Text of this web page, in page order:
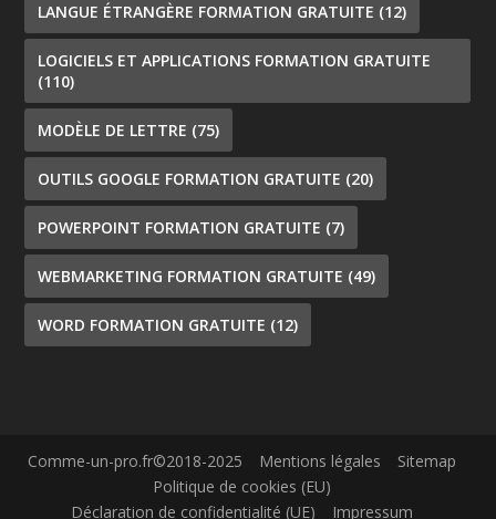
LANGUE ÉTRANGÈRE FORMATION GRATUITE (12)
LOGICIELS ET APPLICATIONS FORMATION GRATUITE
(110)
MODÈLE DE LETTRE (75)
OUTILS GOOGLE FORMATION GRATUITE (20)
POWERPOINT FORMATION GRATUITE (7)
WEBMARKETING FORMATION GRATUITE (49)
WORD FORMATION GRATUITE (12)
Comme-un-pro.fr©2018-2025 Mentions légales
Sitemap
Politique de cookies (EU)
Déclaration de confidentialité (UE)
Impressum